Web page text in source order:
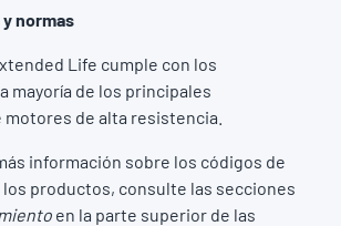
normas
Life cumple con los
mayoría de los principales
de alta resistencia.
información sobre los códigos de
productos, consulte las secciones
en la parte superior de las